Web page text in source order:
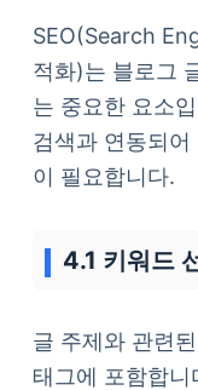
SEO(Search
적화)는 블로그
는 중요한 요소
검색과 연동되
이 필요합니다.
4.1 키워드
글 주제와 관련
태그에 포함합니